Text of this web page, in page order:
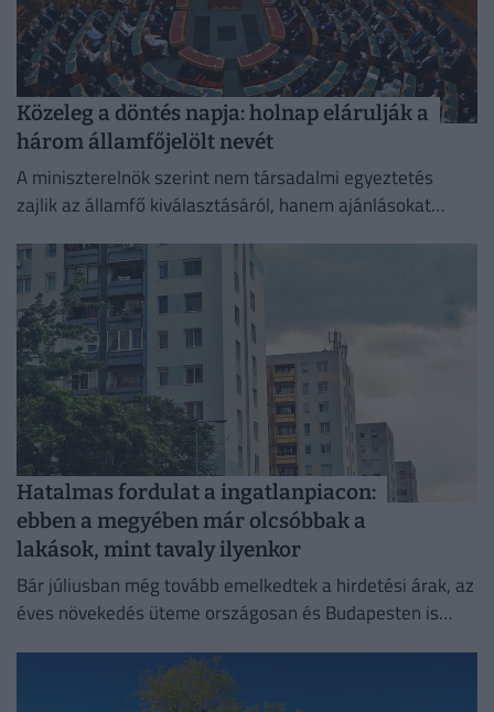
Közeleg a döntés napja: holnap elárulják a
három államfőjelölt nevét
A miniszterelnök szerint nem társadalmi egyeztetés
zajlik az államfő kiválasztásáról, hanem ajánlásokat
Hatalmas fordulat a ingatlanpiacon:
ebben a megyében már olcsóbbak a
lakások, mint tavaly ilyenkor
Bár júliusban még tovább emelkedtek a hirdetési árak, az
éves növekedés üteme országosan és Budapesten is